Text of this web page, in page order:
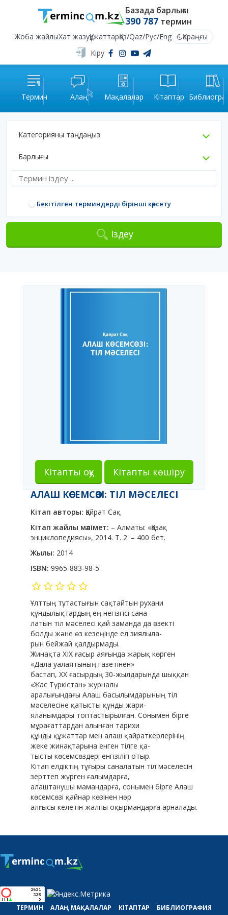
Базада барлығы
390 787термин
Жоба жайлыХат жазуҚұжаттарҚаз/Qaz/Рус/Eng
Қараңғы
Кіру
Термин Алаң Мақалалар Кітаптар
Категорияны таңдаңыз
Барлығы
Бекітілген терминдерді бірінші көрсету
Іздеу
Кітапты оқу
Кітапты көшіру
АЛАШ КӨСЕМСӨЗІ: ТІЛ МӘСЕЛЕСІ
Кітап авторы: Қайрат Сақ
Кітап жайлы мәлімет: – Алматы: «Қазақ
энциклопедиясы», 2014. Т. 2. – 400 бет.
Жылы: 2014
ISBN: 9965-883-98-5
Ұлттың тұтастығын сақтайтын рухани
құндылықтардың ең негізгісі сана-
латын тіл мәселесі қай заманда да өзекті
болды және өз кезеңінде ел зиялыла-
рын бейжай қалдырмады.
Жинақта ХІХ ғасыр аяғында жарық көрген
«Дала уалаятының газетінен»
бастап, ХХ ғасырдың 30-жылдарында шыққан
«Жас Түркістан» журналы
аралығындағы Алаш басылымдарының тіл
мәселесіне қатысты құнды жари-
яланымдары топтастырылған. Сонымен бірге
мұрағаттардан алынған тарихи
құнды құжаттар мен алаш қайраткерлерінің
жеке жинақтарына енген тілге қа-
тысты көсемсөздері енгізіліп отыр.
Кітап елдіктің тұғыры саналатын тіл мәселесін
зерттеп жүрген ғалымдарға,
алаштанушы мамандарға, сонымен бірге Алаш
көсемсөзі қайнар көзінен нәр
алғысы келетін жалпы оқырмандарға арналады.
ТЕРМИН АЛАҢ МАҚАЛАЛАР КІТАПТАР
БИБЛИОГРАФИЯ